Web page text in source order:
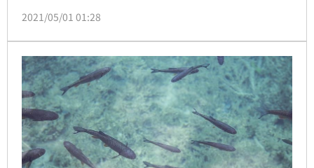
地利人和」，他的妻子更是為愛相隨，一起定居山洞。
2021/05/01 01:28